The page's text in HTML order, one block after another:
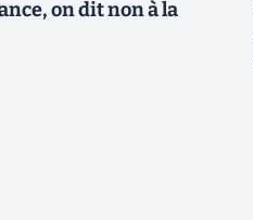
on dit non à la